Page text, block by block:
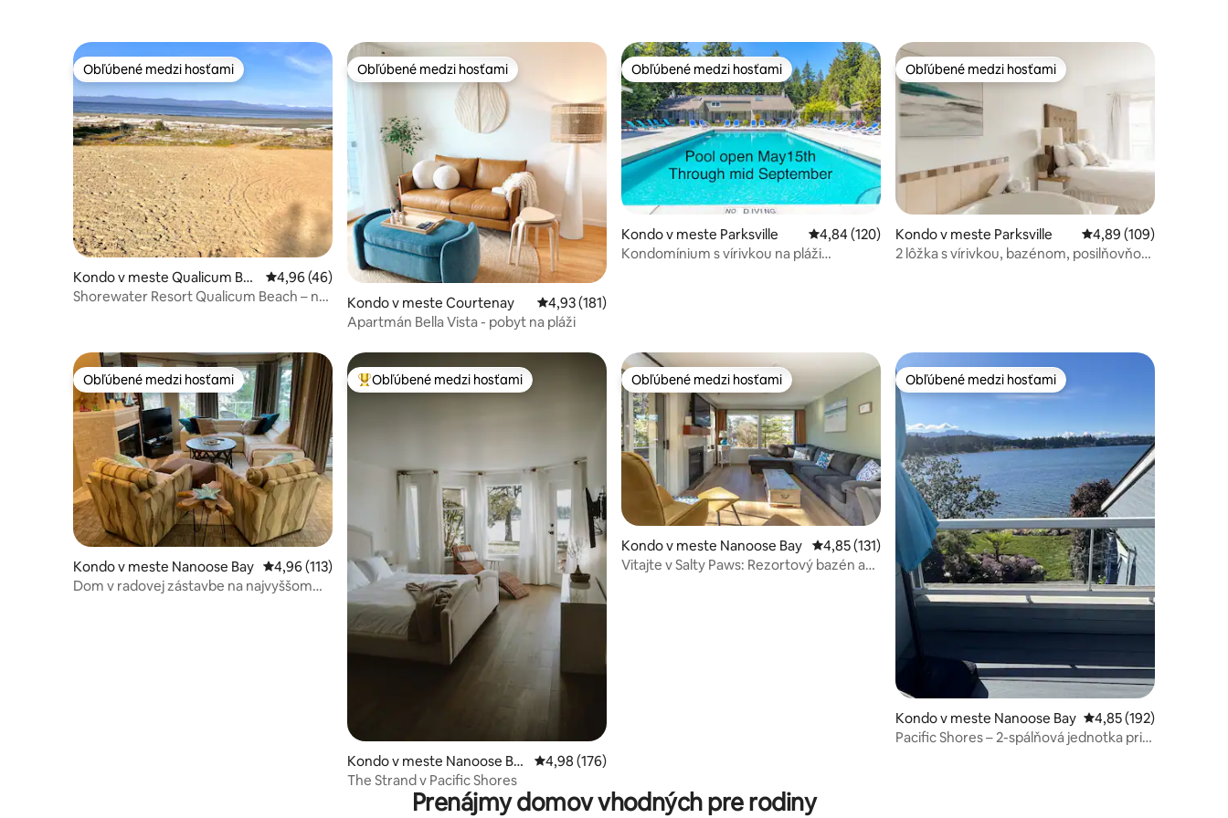
Obľúbené medzi hosťami
Obľúbené medzi hosťami
Kondo v meste Qualicum Bea
ch
Priemerné ohodnotenie 4,96 z 5, počet hodnotení: 46
4,96 (46)
Shorewater Resort Qualicum Beach – na
Obľúbené medzi hosťami
Obľúbené medzi hosťami
Kondo v meste Courtenay Priemerné ohodnotenie 4,93 z 5, počet hodnotení: 181
4,93 (181)
Apartmán Bella Vista - pobyt na pláži
Obľúbené medzi hosťami
Obľúbené medzi hosťami
Kondo v meste Parksville Priemerné ohodnotenie 4,84 z 5, počet hodnotení: 120
4,84 (120)
Kondomínium s vírivkou na pláži
Obľúbené medzi hosťami
Obľúbené medzi hosťami
Kondo v meste Parksville Priemerné
4,89 (109)
2 lôžka s vírivkou, bazénom, posilňovňou,
Obľúbené medzi hosťami
Obľúbené medzi hosťami
Kondo v meste Nanoose Bay Priemerné ohodnotenie 4,96 z 5, počet hodnotení: 113
4,96 (113)
Dom v radovej zástavbe na najvyššom
Najobľúbenejšie medzi hosťami
Obľúbené medzi hosťami
Kondo v meste Nanoose Ba
y
Priemerné ohodnotenie 4,98 z 5, počet hodnotení: 176
4,98 (176)
The Strand v Pacific Shores
Obľúbené medzi hosťami
Obľúbené medzi hosťami
Kondo v meste Nanoose Bay Priemerné ohodnotenie 4,85 z 5, počet hodnotení: 131
4,85 (131)
Vitajte v Salty Paws: Rezortový bazén a
Obľúbené medzi hosťami
Obľúbené medzi hosťami
Kondo v meste Nanoose Bay Priemerné
4,85 (192)
Pacific Shores – 2-spálňová jednotka pri
Prenájmy domov vhodných pre rodiny